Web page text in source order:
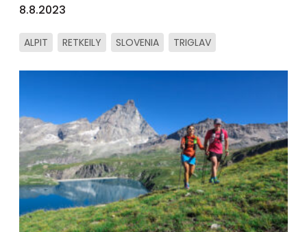
8.8.2023
ALPIT RETKEILY SLOVENIA TRIGLAV